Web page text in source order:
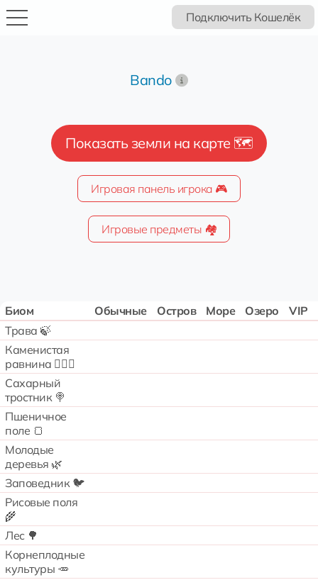
Подключить Кошелёк
Bando
Показать земли на карте 🗺️
Игровая панель игрока 🎮
Игровые предметы 🏘️
Биом Обычные Остров Море Озеро
VIP
Трава 🍃
Каменистая
равнина 🧗🏻‍♂️
Сахарный
тростник 🍭
Пшеничное
поле 🍞
Молодые
деревья 🌿
Заповедник 🐦
Рисовые поля
🌾
Лес 🌳
Корнеплодные
культуры 🥕